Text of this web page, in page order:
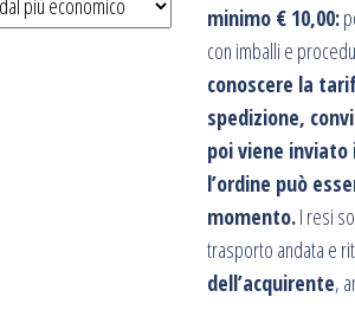
minimo € 10,00:
con imballi e
conoscere la
spedizione,
poi viene
l’ordine può
momento.I resi
trasporto andata e
dell’acquirente,